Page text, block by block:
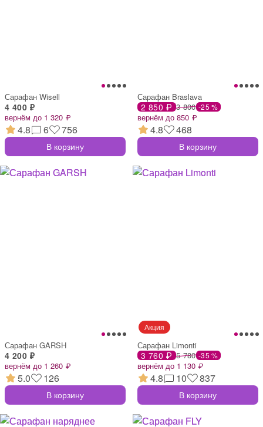
Сарафан Wisell
4 400 ₽
вернём до 1 320 ₽
4.8 6 756
В корзину
Сарафан Braslava
2 850 ₽ 3 800 -25 %
вернём до 850 ₽
4.8 468
В корзину
Сарафан GARSH
4 200 ₽
вернём до 1 260 ₽
5.0 126
В корзину
Сарафан Limonti
3 760 ₽ 5 780 -35 %
вернём до 1 130 ₽
4.8 10 837
В корзину